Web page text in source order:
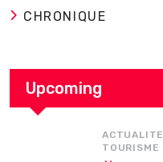
CHRONIQUE
Upcoming
ACTUALITE
TOURISME